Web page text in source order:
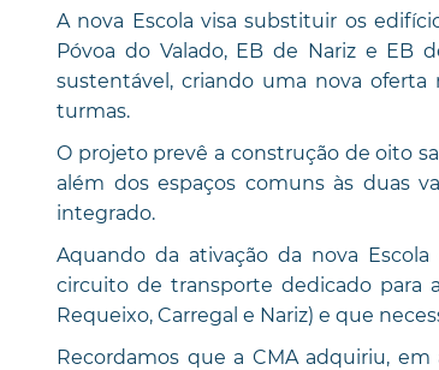
A nova Escola visa substituir os
Póvoa do Valado, EB de Nariz e EB
sustentável, criando uma nova
turmas.
O projeto prevê a construção de oito
além dos espaços comuns às duas
integrado.
Aquando da ativação da nova
circuito de transporte dedicado para
Requeixo, Carregal e Nariz) e que
Recordamos que a CMA adquiriu,